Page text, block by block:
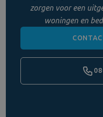
zorgen voor een
woningen en